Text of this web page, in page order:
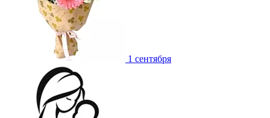
1 сентября